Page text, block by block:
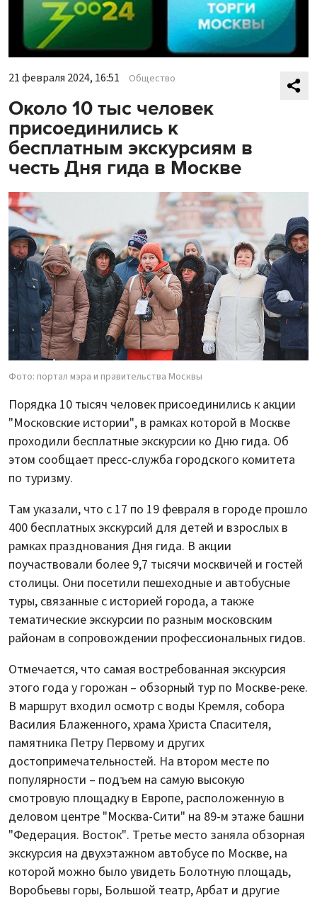
21 февраля 2024, 16:51 Общество
Около 10 тыс человек
присоединились к
бесплатным экскурсиям в
честь Дня гида в Москве
Фото: портал мэра и правительства Москвы
Порядка 10 тысяч человек присоединились к акции
"Московские истории", в рамках которой в Москве
проходили бесплатные экскурсии ко Дню гида. Об
этом сообщает пресс-служба городского комитета
по туризму.
Там указали, что с 17 по 19 февраля в городе прошло
400 бесплатных экскурсий для детей и взрослых в
рамках празднования Дня гида. В акции
поучаствовали более 9,7 тысячи москвичей и гостей
столицы. Они посетили пешеходные и автобусные
туры, связанные с историей города, а также
тематические экскурсии по разным московским
районам в сопровождении профессиональных гидов.
Отмечается, что самая востребованная экскурсия
этого года у горожан – обзорный тур по Москве-реке.
В маршрут входил осмотр с воды Кремля, собора
Василия Блаженного, храма Христа Спасителя,
памятника Петру Первому и других
достопримечательностей. На втором месте по
популярности – подъем на самую высокую
смотровую площадку в Европе, расположенную в
деловом центре "Москва-Сити" на 89-м этаже башни
"Федерация. Восток". Третье место заняла обзорная
экскурсия на двухэтажном автобусе по Москве, на
которой можно было увидеть Болотную площадь,
Воробьевы горы, Большой театр, Арбат и другие